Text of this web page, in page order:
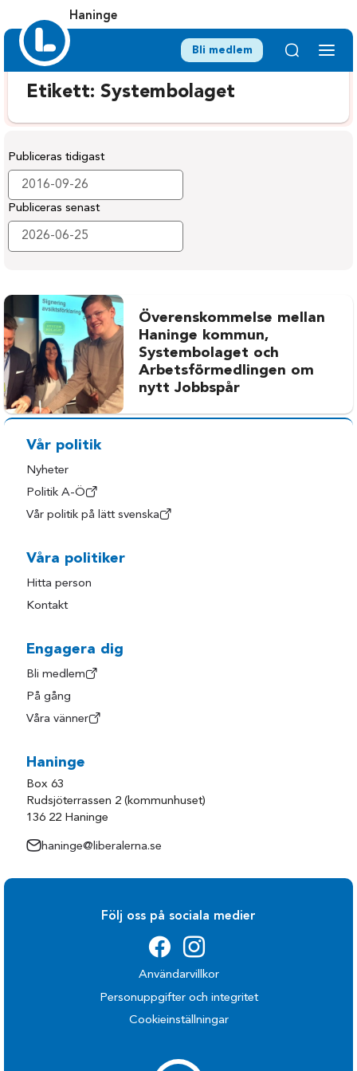
Haninge
Bli medlem
Etikett:Systembolaget
Publiceras tidigast
Publiceras senast
Överenskommelse mellan
Haninge kommun,
Systembolaget och
Arbetsförmedlingen om
nytt Jobbspår
Vår politik
Nyheter
Politik A-Ö
Vår politik på lätt svenska
Våra politiker
Hitta person
Kontakt
Engagera dig
Bli medlem
På gång
Våra vänner
Haninge
Box 63
Rudsjöterrassen 2 (kommunhuset)
136 22 Haninge
haninge@liberalerna.se
Följ oss på sociala medier
Användarvillkor
Personuppgifter och integritet
Cookieinställningar